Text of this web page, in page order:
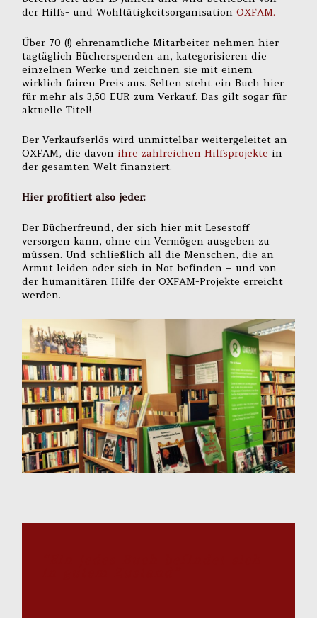
der Hilfs- und WohltätigkeitsorganisationOXFAM.
Über 70 (!) ehrenamtliche Mitarbeiter nehmen hier
tagtäglich Bücherspenden an, kategorisieren die
einzelnen Werke und zeichnen sie mit einem
wirklich fairen Preis aus. Selten steht ein Buch hier
für mehr als 3,50 EUR zum Verkauf. Das gilt sogar für
aktuelle Titel!
Der Verkaufserlös wird unmittelbar weitergeleitet an
OXFAM, die davon ihre zahlreichen Hilfsprojekte in
der gesamten Welt finanziert.
Hier profitiert also jeder:
Der Bücherfreund, der sich hier mit Lesestoff
versorgen kann, ohne ein Vermögen ausgeben zu
müssen. Und schließlich all die Menschen, die an
Armut leiden oder sich in Not befinden – und von
der humanitären Hilfe der OXFAM-Projekte erreicht
werden.